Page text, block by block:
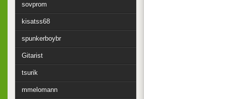
sovprom
kisatss68
spunkerboybr
Gitarist
tsurik
mmelomann